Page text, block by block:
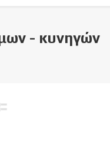
- κυνηγών